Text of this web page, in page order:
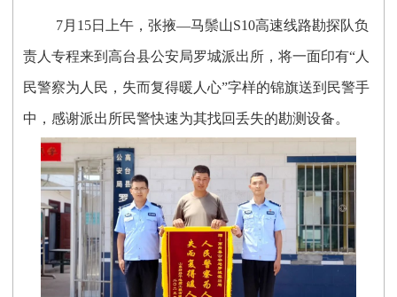
7月15日上午，张掖—马鬃山S10高速线路勘探队负
责人专程来到高台县公安局罗城派出所，将一面印有“人
民警察为人民，失而复得暖人心”字样的锦旗送到民警手
中，感谢派出所民警快速为其找回丢失的勘测设备。